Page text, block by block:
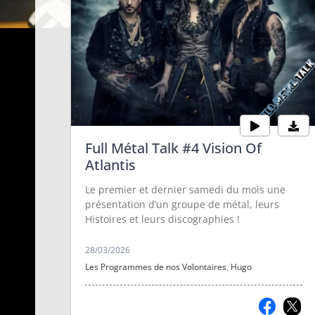
Full Métal Talk #4 Vision Of
Atlantis
Le premier et dernier samedi du mois une
présentation d’un groupe de métal, leurs
Histoires et leurs discographies !
28/03/2026
Les Programmes de nos Volontaires, Hugo